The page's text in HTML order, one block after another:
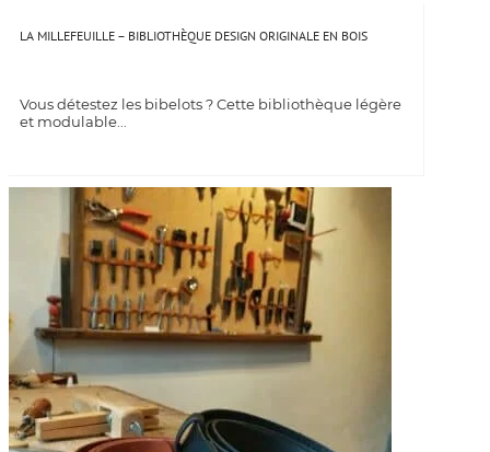
LA MILLEFEUILLE – BIBLIOTHÈQUE DESIGN ORIGINALE EN BOIS
Vous détestez les bibelots ? Cette bibliothèque légère
et modulable...